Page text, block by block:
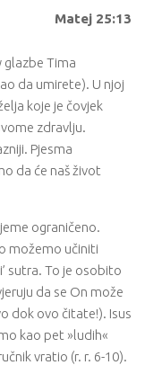
Matej 25:13
glazbe Tima
da umirete). U njoj
koje je čovjek
zdravlju.
Pjesma
da će naš život
ograničeno.
možemo učiniti
sutra. To je osobito
da se On može
dok ovo čitate!). Isus
kao pet »ludih«
vratio (r. r. 6-10).